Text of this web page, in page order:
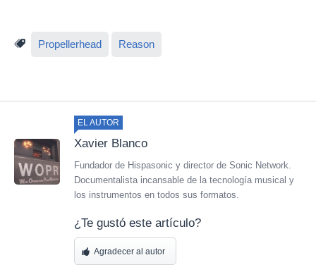
Propellerhead Reason
EL AUTOR
Xavier Blanco
Fundador de Hispasonic y director de Sonic Network.
Documentalista incansable de la tecnología musical y
los instrumentos en todos sus formatos.
¿Te gustó este artículo?
Agradecer al autor